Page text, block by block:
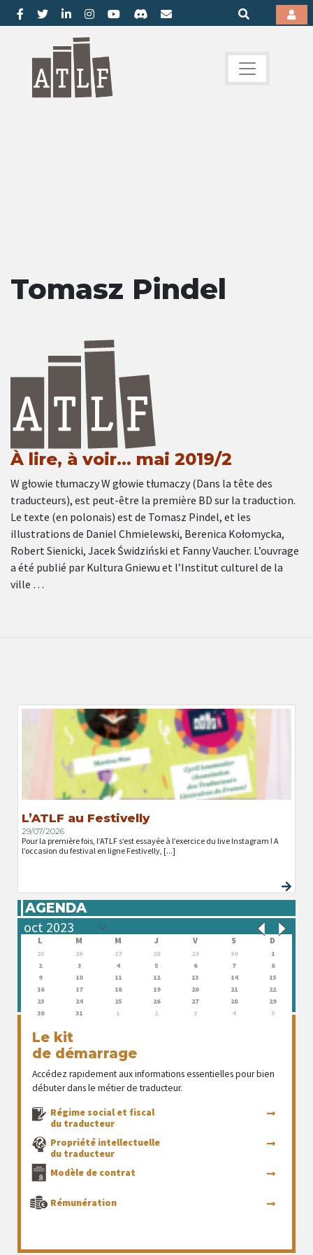
Tomasz Pindel
À lire, à voir… mai 2019/2
W głowie tłumaczy W głowie tłumaczy (Dans la tête des
traducteurs), est peut-être la première BD sur la traduction.
Le texte (en polonais) est de Tomasz Pindel, et les
illustrations de Daniel Chmielewski, Berenica Kołomycka,
Robert Sienicki, Jacek Świdziński et Fanny Vaucher. L’ouvrage
a été publié par Kultura Gniewu et l’Institut culturel de la
ville …
L’ATLF au Festivelly
29/07/2026
Pour la première fois, l’ATLF s’est essayée à l’exercice du live Instagram ! A
l’occasion du festival en ligne Festivelly, [...]
AGENDA
L M M J V S D
25 26 27 28 29 30
1
2
3 4 5 6 7
8
9
10 11 12 13 14
15
16
17 18 19 20 21
22
23
24 25 26 27 28
29
30
31 1 2 3 4 5
Le kit
de démarrage
Accédez rapidement aux informations essentielles pour bien
débuter dans le métier de traducteur.
Régime social et fiscal
du traducteur
Propriété intellectuelle
du traducteur
Modèle de contrat
Rémunération